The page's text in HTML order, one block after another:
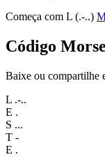
Começa com L (.-..)
Código
Baixe ou compartilhe
L .-..
E .
S ...
T -
E .